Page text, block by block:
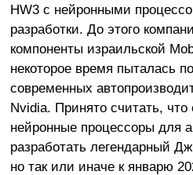
HW3 с нейронными
разработки. До этого
компоненты израильской
некоторое время пыталась
современных
Nvidia. Принято считать, что
нейронные процессоры для
разработать легендарный
но так или иначе к январю